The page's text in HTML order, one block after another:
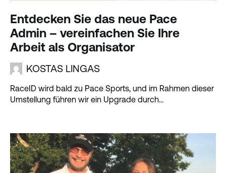
Entdecken Sie das neue Pace
Admin – vereinfachen Sie Ihre
Arbeit als Organisator
KOSTAS LINGAS
RaceID wird bald zu Pace Sports, und im Rahmen dieser
Umstellung führen wir ein Upgrade durch...